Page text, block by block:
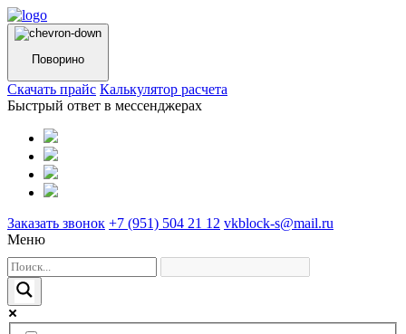
Поворино
Cкачать прайс Калькулятор расчета
Быстрый ответ в мессенджерах
Заказать звонок +7 (951) 504 21 12 vkblock-s@mail.ru
Меню